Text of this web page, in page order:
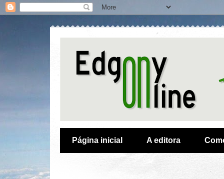
Página inicial A editora